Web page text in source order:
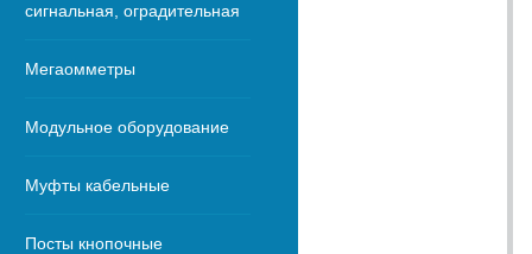
сигнальная, оградительная
Мегаомметры
Модульное оборудование
Муфты кабельные
Посты кнопочные